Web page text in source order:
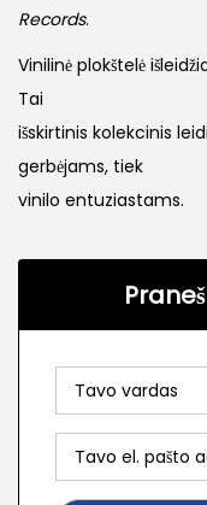
Records.
Vinilinė plokštelė
Tai
išskirtinis kolekcinis
gerbėjams, tiek
vinilo entuziastams.